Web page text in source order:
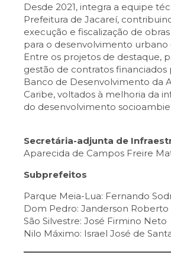
Desde 2021, integra a equipe
Prefeitura de Jacareí,
execução e fiscalização de
para o desenvolvimento urbano
Entre os projetos de destaque,
gestão de contratos financiados
Banco de Desenvolvimento da
Caribe, voltados à melhoria da
do desenvolvimento
Secretária-adjunta de
Aparecida de Campos Freire
Subprefeitos
Parque Meia-Lua: Fernando
Dom Pedro: Janderson Roberto
São Silvestre: José Firmino Neto
Nilo Máximo: Israel José de